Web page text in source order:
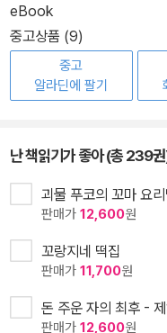
eBook
중고상품 (9)
중고
알라딘에 팔기
난 책읽기가 좋아 (총 239
괴물 푸코의 꼬마 요리
판매가 12,600원
꼬랑지네 떡집
판매가 11,700원
돈 주운 자의 최후 -
판매가 12,600원